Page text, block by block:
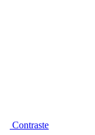
Contraste